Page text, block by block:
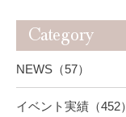
Category
NEWS（57）
イベント実績（452）